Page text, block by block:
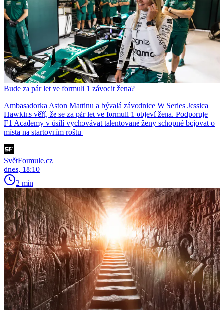
Bude za pár let ve formuli 1 závodit žena?
Ambasadorka Aston Martinu a bývalá závodnice W Series Jessica
Hawkins věří, že se za pár let ve formuli 1 objeví žena. Podporuje
F1 Academy v úsilí vychovávat talentované ženy schopné bojovat o
místa na startovním roštu.
SvětFormule.cz
dnes, 18:10
2 min